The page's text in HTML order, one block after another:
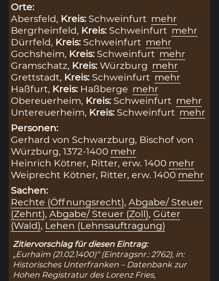
Orte:
Abersfeld, Kreis: Schweinfurt mehr
Bergrheinfeld, Kreis: Schweinfurt mehr
Dürrfeld, Kreis: Schweinfurt mehr
Gochsheim, Kreis: Schweinfurt mehr
Gramschatz, Kreis:Würzburg mehr
Grettstadt, Kreis: Schweinfurt mehr
Haßfurt, Kreis: Haßberge mehr
Obereuerheim, Kreis: Schweinfurt mehr
Untereuerheim, Kreis: Schweinfurt mehr
Personen:
Gerhard von Schwarzburg, Bischof von
Würzburg, 1372-1400 mehr
Heinrich Kötner, Ritter, erw. 1400 mehr
Weiprecht Kötner, Ritter, erw. 1400 mehr
Sachen:
Rechte (Öffnungsrecht),Abgabe/ Steuer
(Zehnt),Abgabe/ Steuer (Zoll), Güter
(Wald), Lehen (Lehnsauftragung)
Zitiervorschlag für diesen Eintrag:
„Eurhaim (21.02.1400)“ (Eintragsnr.: 2762), in:
Historisches Unterfranken – Datenbank zur
Hohen Registratur des Lorenz Fries,